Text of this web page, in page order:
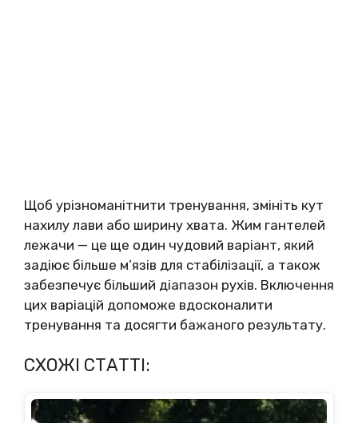
Щоб урізноманітнити тренування, змініть кут
нахилу лави або ширину хвата. Жим гантелей
лежачи — це ще один чудовий варіант, який
задіює більше м’язів для стабілізації, а також
забезпечує більший діапазон рухів. Включення
цих варіацій допоможе вдосконалити
тренування та досягти бажаного результату.
СХОЖІ СТАТТІ: